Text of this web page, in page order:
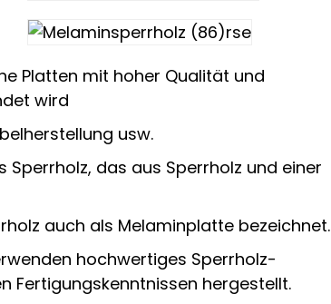
Platten mit hoher Qualität und
wird
usw.
das aus Sperrholz und einer
auch als Melaminplatte bezeichnet.
hochwertiges Sperrholz-
Fertigungskenntnissen hergestellt.